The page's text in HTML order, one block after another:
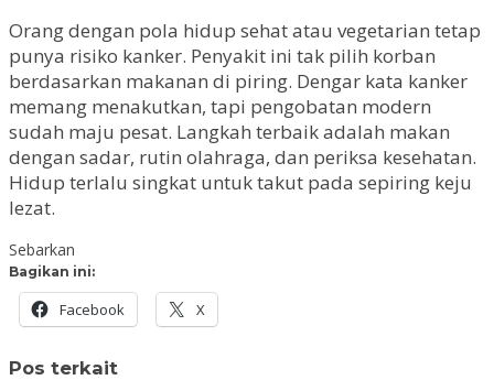
Orang dengan pola hidup sehat atau vegetarian tetap
punya risiko kanker. Penyakit ini tak pilih korban
berdasarkan makanan di piring. Dengar kata kanker
memang menakutkan, tapi pengobatan modern
sudah maju pesat. Langkah terbaik adalah makan
dengan sadar, rutin olahraga, dan periksa kesehatan.
Hidup terlalu singkat untuk takut pada sepiring keju
lezat.
Sebarkan
Bagikan ini:
Facebook X
Pos terkait